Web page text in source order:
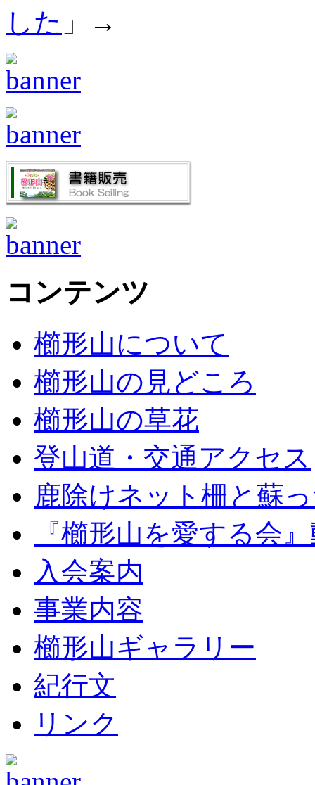
した 」→
コンテンツ
櫛形山について
櫛形山の見どころ
櫛形山の草花
登山道・交通アクセス
鹿除けネット柵と蘇
『櫛形山を愛する会
入会案内
事業内容
櫛形山ギャラリー
紀行文
リンク